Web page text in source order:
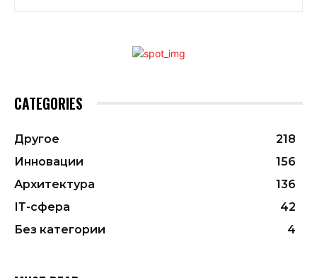
CATEGORIES
Другое
218
Инновации
156
Архитектура
136
ІТ-сфера
42
Без категории
4